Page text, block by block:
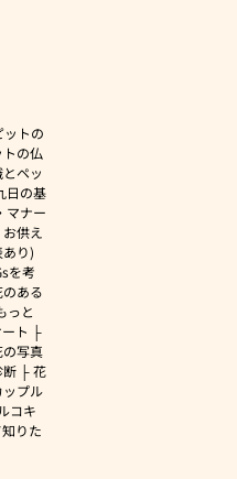
ットの
の仏
ペッ
日の基
マナー
お供え
り)
を考
ある
っと
ト
写真
断
花
ップル
コキ
りた